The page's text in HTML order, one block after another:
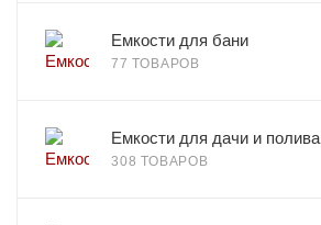
Емкости для бани
77 ТОВАРОВ
Емкости для дачи и полива
308 ТОВАРОВ